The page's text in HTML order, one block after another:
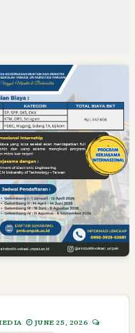
JUNE 25, 2026